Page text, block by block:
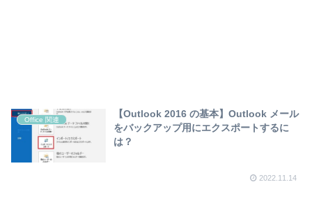
Office 関連
【Outlook 2016 の基本】Outlook メール
をバックアップ用にエクスポートするに
は？
2022.11.14